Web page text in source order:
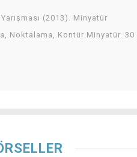
(2013). Minyatür
Noktalama, Kontür Minyatür. 30